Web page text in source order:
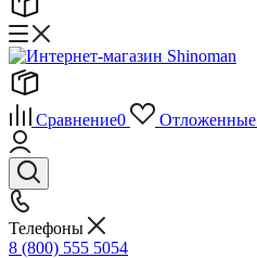
Сравнение0 Отложенные
Телефоны
8 (800) 555 5054